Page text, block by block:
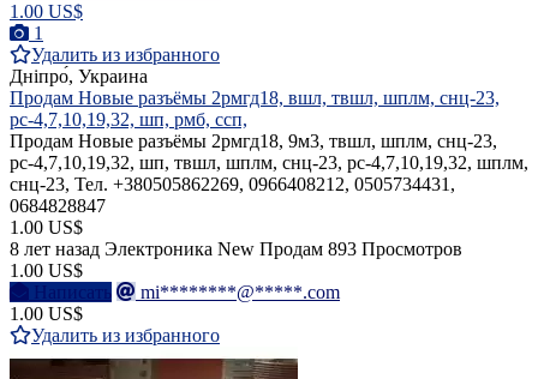
1.00 US$
1
Удалить из избранного
Дніпро́, Украина
Продам Новые разъёмы 2рмгд18, вшл, твшл, шплм, снц-23,
рс-4,7,10,19,32, шп, рмб, ссп,
Продам Новые разъёмы 2рмгд18, 9м3, твшл, шплм, снц-23,
рс-4,7,10,19,32, шп, твшл, шплм, снц-23, рс-4,7,10,19,32, шплм,
снц-23, Тел. +380505862269, 0966408212, 0505734431,
0684828847
1.00 US$
8 лет назад Электроника New Продам 893 Просмотров
1.00 US$
Написать
mi********@*****.com
1.00 US$
Удалить из избранного